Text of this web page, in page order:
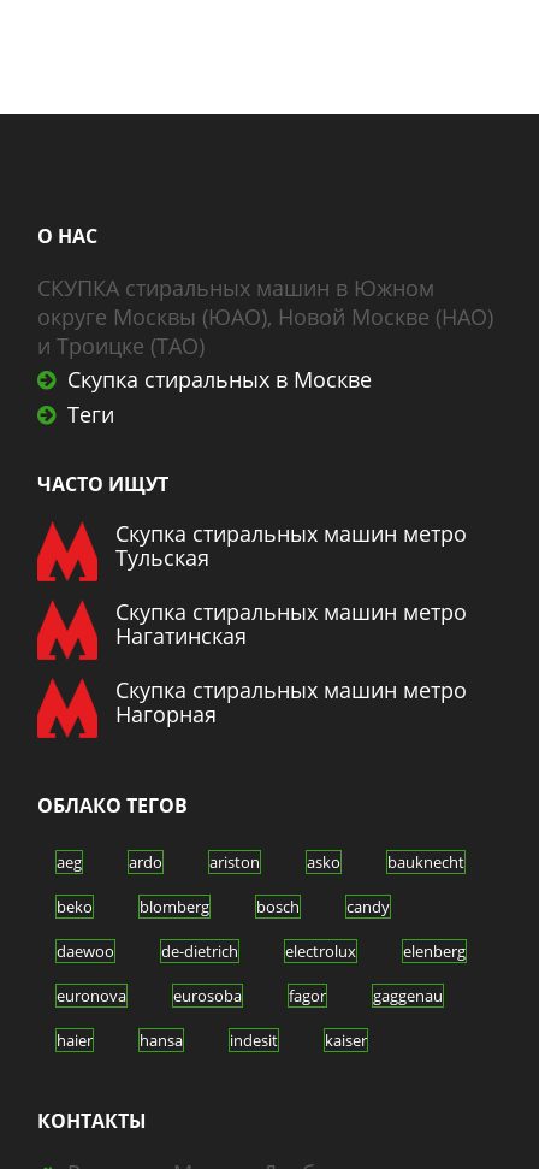
О НАС
СКУПКА стиральных машин в Южном
округе Москвы (ЮАО), Новой Москве (НАО)
и Троицке (ТАО)
Скупка стиральных в Москве
Теги
ЧАСТО ИЩУТ
Скупка стиральных машин метро
Тульская
Скупка стиральных машин метро
Нагатинская
Скупка стиральных машин метро
Нагорная
ОБЛАКО ТЕГОВ
aeg ardo ariston asko bauknecht
beko blomberg bosch candy
daewoo de-dietrich electrolux elenberg
euronova eurosoba fagor gaggenau
haier hansa indesit kaiser
miele neff
КОНТАКТЫ